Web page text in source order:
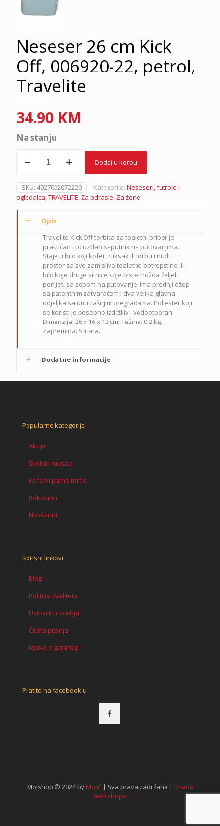
Neseser 26 cm Kick
Off, 006920-22, petrol,
Travelite
34.90 KM
Na stanju
Kick
Off,
006920-
22,
petrol,
Dodaj u korpu
SKU: 4027002072220 Kategorije: Neseseri, futrole i
ogledalca,TRAVELITE, Za odrasle, Za žene
Opis
Travelite Kick Off torbica za toaletni pribor je
praktičan i pouzdan saputnik na putovanjima.
Staje u bilo koji kofer, ruksak ili torbu i nudi
prostor za sve zamislive toaletne potrepštine ili
bilo koje druge sitnice koje biste možda željeli
ponijeti sa sobom na putovanje. Ima prednji džep
sa patentnim zatvaračem i dva velika glavna
odjeljka sa unutrašnjim pregradama. Poliester koji
se koristi je posebno izdržljiv i vodootporan.
Dimenzija: 26 x 16 x 12 cm; Težina: 0.2 kg.
Zapremina: 5 litara.
Dodatne informacije
Popularne kategorije
Akcije
Školski ruksaci
Koferi i putne torbe
Rokovnici
Novčanici
Korisni linkovi
Blog
Politika kvaliteta
Uslovi korišćenja
Česta pitanja
Izjava o garanciji
Pratite na facebook-u
Mojshop © 2024 byMojić| Sva prava zadržana | Izrada
web shopa